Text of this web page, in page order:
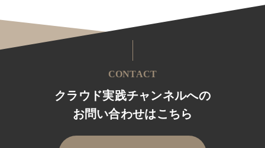
CONTACT
クラウド実践チャンネルへの
お問い合わせはこちら